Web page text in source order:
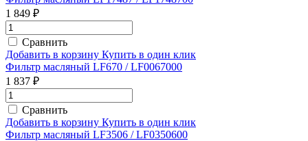
1 849 ₽
Сравнить
Добавить в корзину Купить в один клик
Фильтр масляный LF670 / LF0067000
1 837 ₽
Сравнить
Добавить в корзину Купить в один клик
Фильтр масляный LF3506 / LF0350600